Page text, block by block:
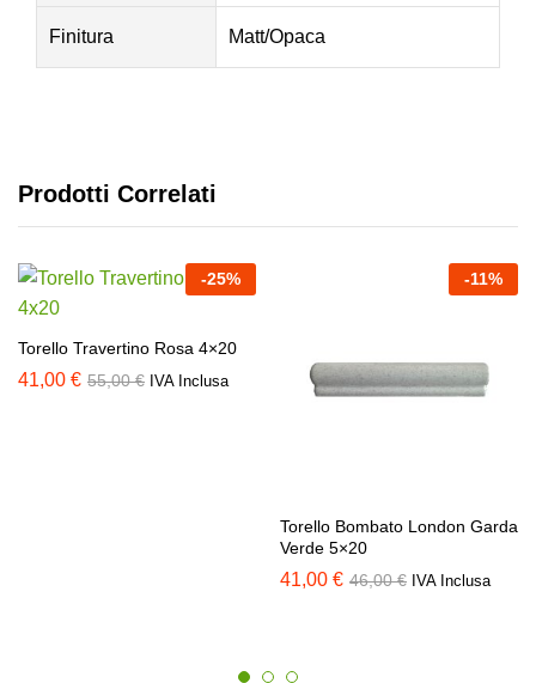
Finitura Matt/Opaca
Prodotti Correlati
-25%
Torello Travertino Rosa 4×20
41,00 € 55,00€ IVA Inclusa
-11%
Torello Bombato London Garda
Verde 5×20
41,00 € 46,00€ IVA Inclusa